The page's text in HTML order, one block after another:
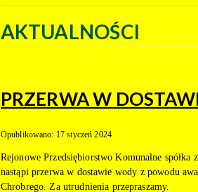
AKTUALNOŚCI
PRZERWA W
Opublikowano: 17 styczeń 2024
Rejonowe Przedsiębiorstwo Komunalne
nastąpi przerwa w dostawie wody z powodu
Chrobrego. Za utrudnienia przepraszamy.